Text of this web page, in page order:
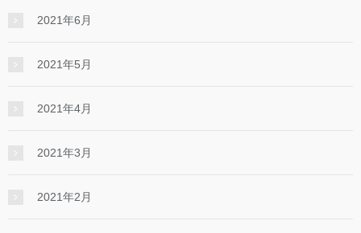
2021年6月
2021年5月
2021年4月
2021年3月
2021年2月